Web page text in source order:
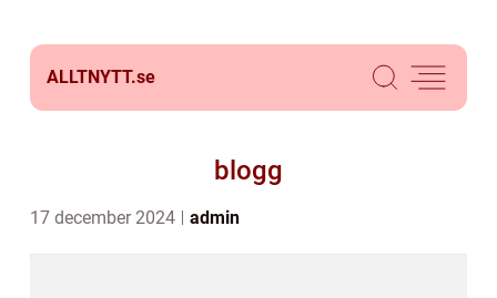
ALLTNYTT.se
blogg
17 december 2024 admin